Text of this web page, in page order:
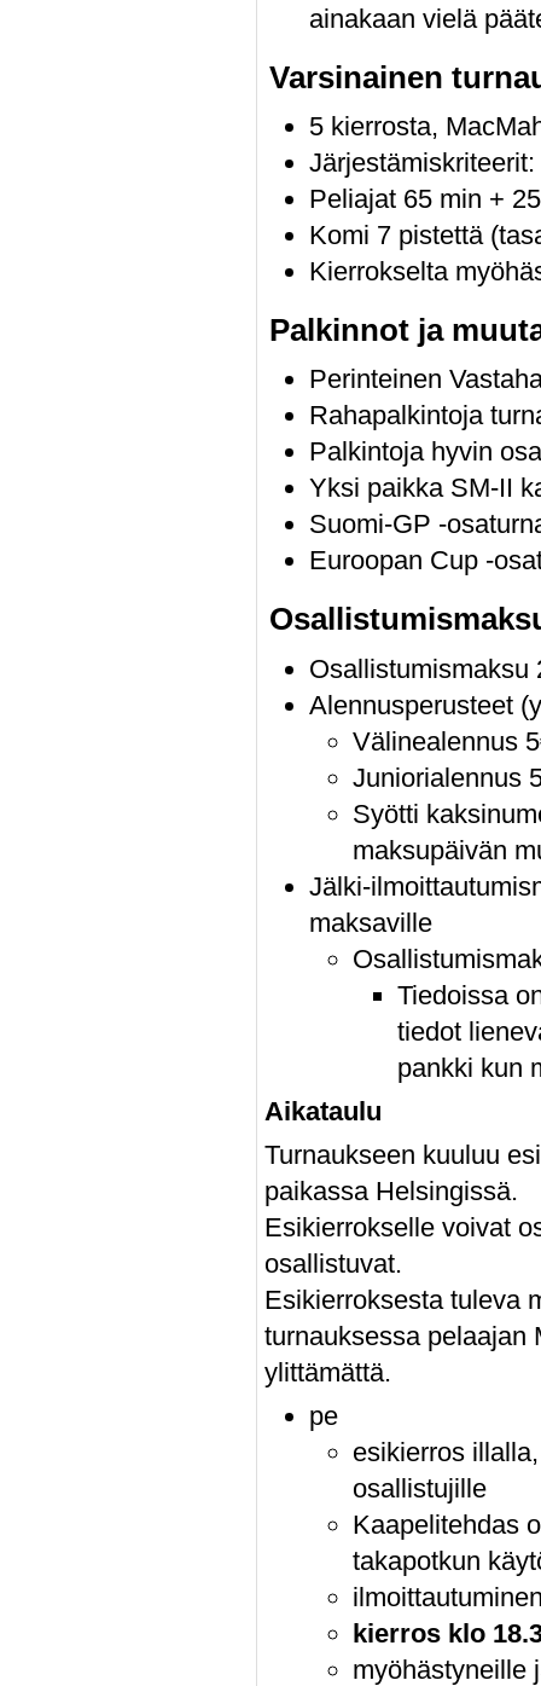
ainakaan vielä
Varsinainen
5 kierrosta,
Peliajat 65 min +
Komi 7 pistettä
Kierrokselta
Palkinnot ja
Perinteinen
Rahapalkintoja
Palkintoja hyvin
Yksi paikka SM-II
Suomi-GP -
Euroopan Cup -
Osallistumismaksu
Alennusperusteet
Välinealennus
Juniorialennus
Syötti
maksupäivän
Jälki-
maksaville
Tiedoissa
tiedot
pankki kun
Aikataulu
Turnaukseen kuuluu
paikassa Helsingissä.
Esikierrokselle voivat
osallistuvat.
Esikierroksesta tuleva
turnauksessa pelaajan
ylittämättä.
pe
esikierros
osallistujille
Kaapelitehdas
takapotkun
kierros klo
myöhästyneille